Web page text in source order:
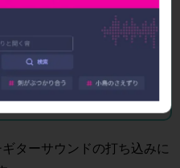
まれています】
見る
ターサウンドの打ち込みに